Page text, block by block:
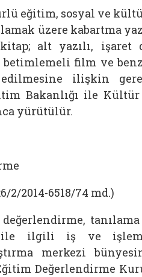
eğitim, sosyal ve
üzere kabartma
alt yazılı, işaret
film ve
ilişkin
Bakanlığı ile
yürütülür.
2/2014-6518/74 md.)
ile ilgili iş ve
merkezi
Değerlendirme